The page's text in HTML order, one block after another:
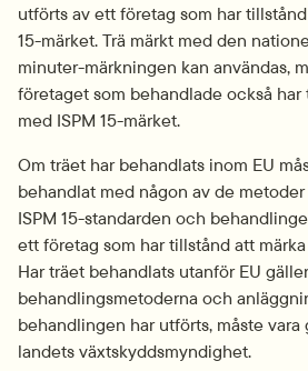
utförts av ett företag som har
15-märket. Trä märkt med den
minuter-märkningen kan användas,
företaget som behandlade också har
med ISPM 15-märket.
Om träet har behandlats inom EU
behandlat med någon av de
ISPM 15-standarden och
ett företag som har tillstånd att
Har träet behandlats utanför EU
behandlingsmetoderna och
behandlingen har utförts, måste vara
landets växtskyddsmyndighet.